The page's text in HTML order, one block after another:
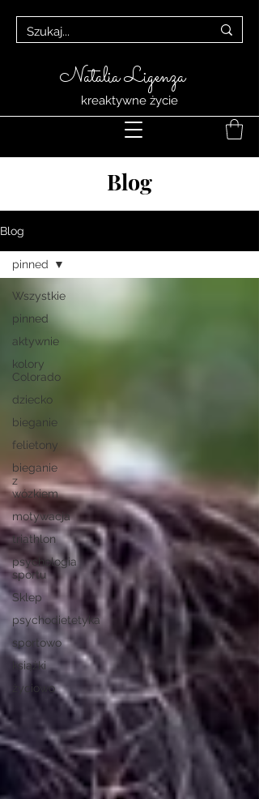
Natalia Ligenza
kreaktywne życie
Blog
Blog
Wszystkie
pinned
aktywnie
kolory
Colorado
dziecko
bieganie
felietony
bieganie
z
wózkiem
motywacja
triathlon
psychologia
sportu
Sklep
psychodietetyka
sportowo
książki
życiowo
pinned